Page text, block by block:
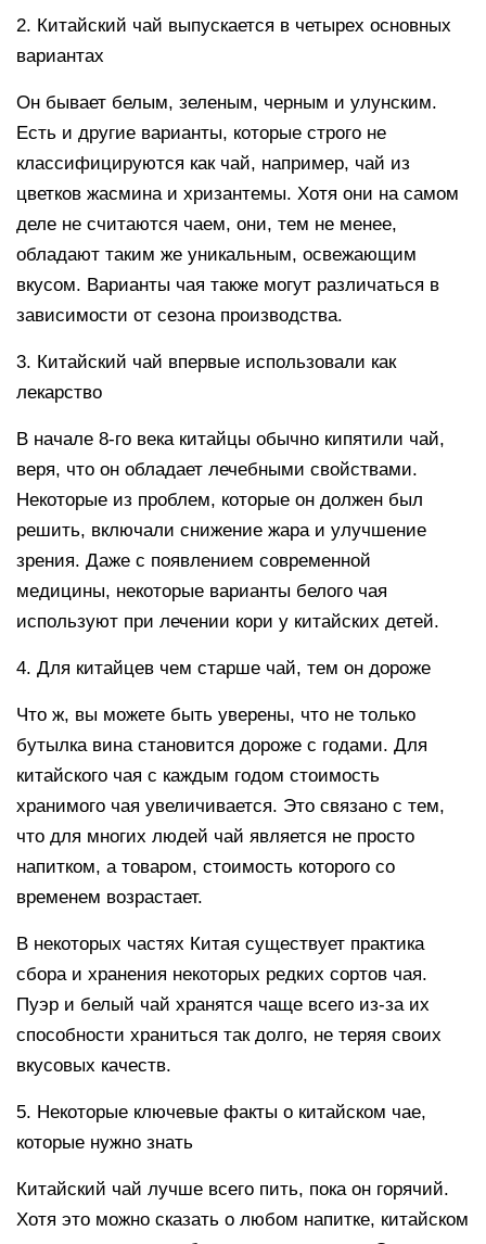
2. Китайский чай выпускается в четырех основных
вариантах
Он бывает белым, зеленым, черным и улунским.
Есть и другие варианты, которые строго не
классифицируются как чай, например, чай из
цветков жасмина и хризантемы. Хотя они на самом
деле не считаются чаем, они, тем не менее,
обладают таким же уникальным, освежающим
вкусом. Варианты чая также могут различаться в
зависимости от сезона производства.
3. Китайский чай впервые использовали как
лекарство
В начале 8-го века китайцы обычно кипятили чай,
веря, что он обладает лечебными свойствами.
Некоторые из проблем, которые он должен был
решить, включали снижение жара и улучшение
зрения. Даже с появлением современной
медицины, некоторые варианты белого чая
используют при лечении кори у китайских детей.
4. Для китайцев чем старше чай, тем он дороже
Что ж, вы можете быть уверены, что не только
бутылка вина становится дороже с годами. Для
китайского чая с каждым годом стоимость
хранимого чая увеличивается. Это связано с тем,
что для многих людей чай является не просто
напитком, а товаром, стоимость которого со
временем возрастает.
В некоторых частях Китая существует практика
сбора и хранения некоторых редких сортов чая.
Пуэр и белый чай хранятся чаще всего из-за их
способности храниться так долго, не теряя своих
вкусовых качеств.
5. Некоторые ключевые факты о китайском чае,
которые нужно знать
Китайский чай лучше всего пить, пока он горячий.
Хотя это можно сказать о любом напитке, китайском